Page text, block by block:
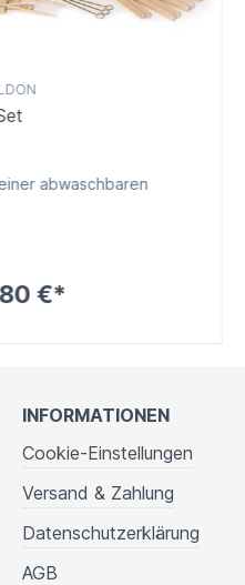
abwaschbaren
€*
INFORMATIONEN
Cookie-Einstellungen
Versand & Zahlung
Datenschutzerklärung
AGB